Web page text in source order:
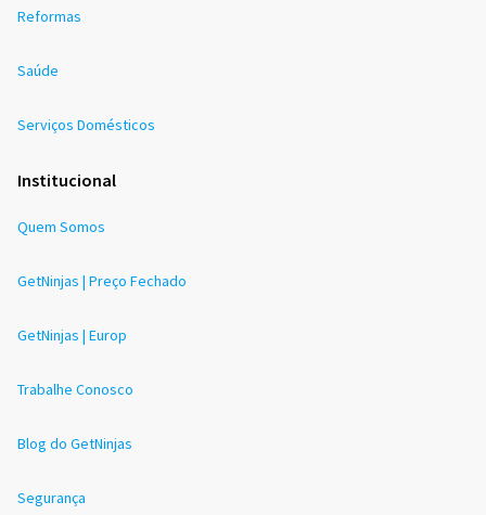
Reformas
Saúde
Serviços Domésticos
Institucional
Quem Somos
GetNinjas | Preço Fechado
GetNinjas | Europ
Trabalhe Conosco
Blog do GetNinjas
Segurança